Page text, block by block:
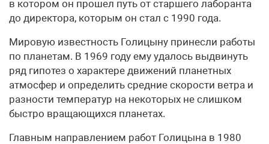
в котором он прошел путь от старшего лаборанта
до директора, которым он стал с 1990 года.
Мировую известность Голицыну принесли работы
по планетам. В 1969 году ему удалось выдвинуть
ряд гипотез о характере движений планетных
атмосфер и определить средние скорости ветра и
разности температур на некоторых не слишком
быстро вращающихся планетах.
Главным направлением работ Голицына в 1980